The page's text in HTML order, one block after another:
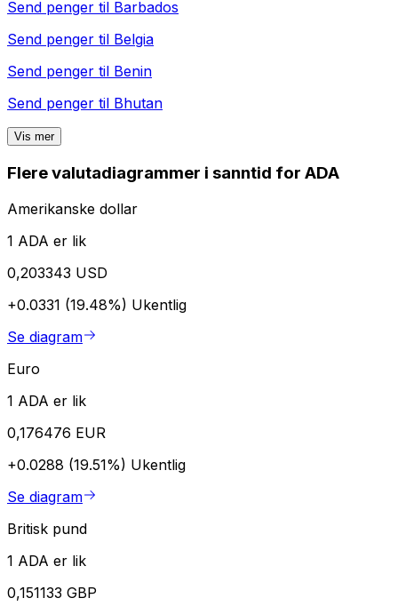
Send penger til Barbados
Send penger til Belgia
Send penger til Benin
Send penger til Bhutan
Vis mer
Flere valutadiagrammer i sanntid for ADA
Amerikanske dollar
1 ADA er lik
0,203343 USD
+0.0331 (19.48%) Ukentlig
Se diagram
Euro
1 ADA er lik
0,176476 EUR
+0.0288 (19.51%) Ukentlig
Se diagram
Britisk pund
1 ADA er lik
0,151133 GBP